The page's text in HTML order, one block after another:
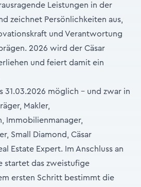
Leistungen in der
zeichnet Persönlichkeiten aus,
und Verantwortung
2026 wird der Cäsar
und feiert damit ein
31.03.2026 möglich – und zwar in
Makler,
Immobilienmanager,
Small Diamond, Cäsar
Estate Expert. Im Anschluss an
startet das zweistufige
ersten Schritt bestimmt die